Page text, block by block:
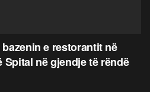
e restorantit në
në gjendje të rëndë